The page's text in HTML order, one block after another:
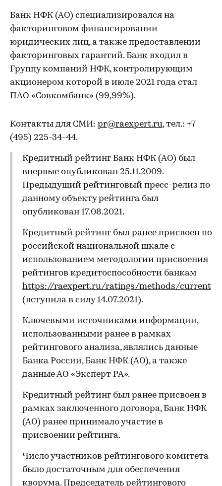
Банк НФК (АО) специализировался на
факторинговом финансировании
юридических лиц, а также предоставлении
факторинговых гарантий. Банк входил в
Группу компаний НФК, контролирующим
акционером которой в июле 2021 года стал
ПАО «Совкомбанк» (99,99%).
Контакты для СМИ: pr@raexpert.ru, тел.: +7
(495) 225-34-44.
Кредитный рейтинг Банк НФК (АО) был
впервые опубликован 25.11.2009.
Предыдущий рейтинговый пресс-релиз по
данному объекту рейтинга был
опубликован 17.08.2021.
Кредитный рейтинг был ранее присвоен по
российской национальной шкале с
использованием методологии присвоения
рейтингов кредитоспособности банкам
https://raexpert.ru/ratings/methods/current
(вступила в силу 14.07.2021).
Ключевыми источниками информации,
использованными ранее в рамках
рейтингового анализа, являлись данные
Банка России, Банк НФК (АО), а также
данные АО «Эксперт РА».
Кредитный рейтинг был ранее присвоен в
рамках заключенного договора, Банк НФК
(АО) ранее принимало участие в
присвоении рейтинга.
Число участников рейтингового комитета
было достаточным для обеспечения
кворума. Председатель рейтингового